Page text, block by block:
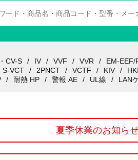
CV-S IV VVF VVR EM-EEF/
S-VCT
2PNCT VCTF KIV
耐熱 HP 警報 AE UL線 LAN
夏季休業のお知ら